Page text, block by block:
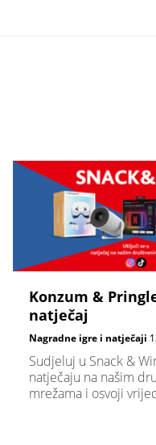
Konzum &
natječaj
Nagradne igre i natječaji
Sudjeluj u Snack &
natječaju na našim
mrežama i osvoji